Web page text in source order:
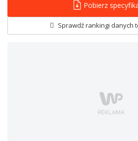
Pobierz
Sprawdź rankingi danych